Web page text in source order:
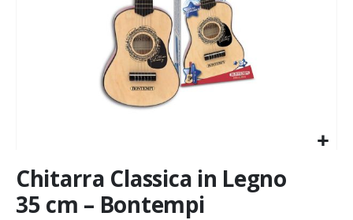
all'inizio
della
galleria
Chitarra Classica in Legno
35 cm – Bontempi